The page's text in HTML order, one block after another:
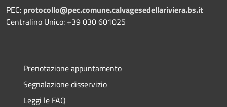
PEC: protocollo@pec.comune.calvagesedellariviera.bs.it
Centralino Unico: +39 030 601025
Prenotazione appuntamento
Segnalazione disservizio
Leggi le FAQ